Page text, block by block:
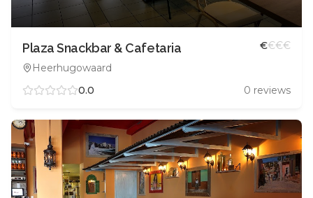
Plaza Snackbar & Cafetaria
Heerhugowaard
€€€€
0.0 0 reviews